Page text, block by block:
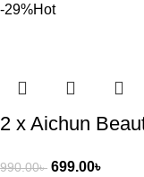
-29%Hot
2 x Aichun
990.00৳ 699.00৳